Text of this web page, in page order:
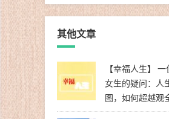
其他文章
【幸福人生】
女生的疑问：人
图，如何超越观